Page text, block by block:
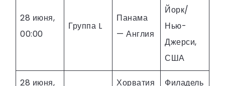
28 июня,
00:00
Группа L
Панама
— Англия
Йорк/
Нью-
Джерси,
США
28 июня,
Хорватия
Филадель